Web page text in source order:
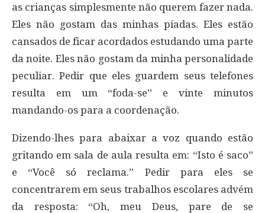
as crianças simplesmente não querem fazer nada.
Eles não gostam das minhas piadas. Eles estão
cansados ​​de ficar acordados estudando uma parte
da noite. Eles não gostam da minha personalidade
peculiar. Pedir que eles guardem seus telefones
resulta em um “foda-se” e vinte minutos
mandando-os para a coordenação.
Dizendo-lhes para abaixar a voz quando estão
gritando em sala de aula resulta em: “Isto é saco”
e “Você só reclama.” Pedir para eles se
concentrarem em seus trabalhos escolares advém
da resposta: “Oh, meu Deus, pare de se